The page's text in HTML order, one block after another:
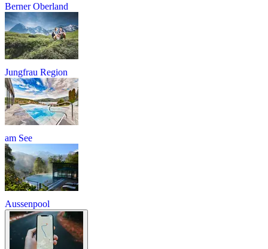
Berner Oberland
Jungfrau Region
am See
Aussenpool